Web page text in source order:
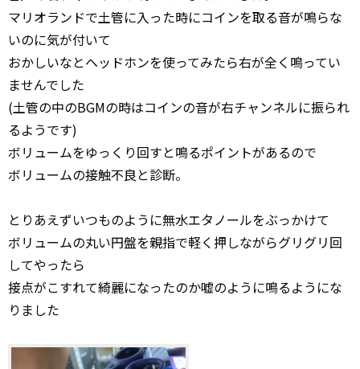
マリオランドで土管に入った時にコインを取る音が鳴らな
いのに気が付いて
おかしいなとヘッドホンを使ってみたら右が全く鳴ってい
ませんでした
(土管の中のBGMの時はコインの音が右チャンネルに振られ
るようです)
ボリュームをゆっくり回すと鳴るポイントがあるので
ボリュームの接触不良と診断。
とりあえずいつものように無水エタノールをぶっかけて
ボリュームの丸い円盤を親指で軽く押しながらグリグリ回
してやったら
接点がこすれて綺麗になったのか嘘のように鳴るようにな
りました